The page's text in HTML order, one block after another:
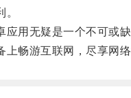
用无疑是一个不可或缺
畅游互联网，尽享网络